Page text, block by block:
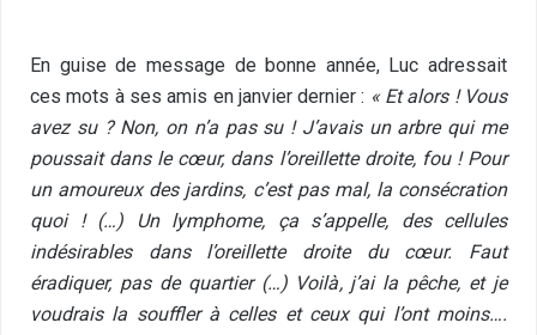
En guise de message de bonne année, Luc adressait
ces mots à ses amis en janvier dernier : « Et alors ! Vous
avez su ? Non, on n’a pas su ! J’avais un arbre qui me
poussait dans le cœur, dans l’oreillette droite, fou ! Pour
un amoureux des jardins, c’est pas mal, la consécration
quoi ! (…) Un lymphome, ça s’appelle, des cellules
indésirables dans l’oreillette droite du cœur. Faut
éradiquer, pas de quartier (…) Voilà, j’ai la pêche, et je
voudrais la souffler à celles et ceux qui l’ont moins….